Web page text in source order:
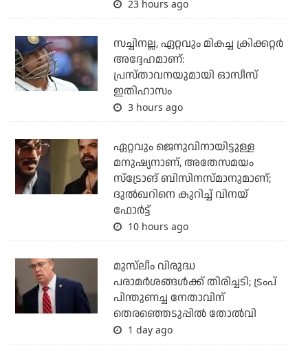
23 hours ago
സച്ചിനല്ല, ഏറ്റവും മികച്ച ക്രിക്കറ്റര്‍
അദ്ദേഹമാണ്:
പ്രസ്താവനയുമായി ഓസീസ്
ഇതിഹാസം
3 hours ago
ഏറ്റവും ജെനുവിനായിട്ടുള്ള
മനുഷ്യനാണ്, അതേസമയം
സ്‌ട്രോങ് ബിസിനസ്മാനുമാണ്;
ദുല്‍ഖറിനെ കുറിച്ച് വിനയ്
ഫോര്‍ട്ട്
10 hours ago
മുസ്‌ലീം വിരുദ്ധ
പരാമര്‍ശങ്ങള്‍ക്ക് തിരിച്ചടി; ട്രംപ്
പിന്തുണച്ച നേതാവിന്
തെരഞ്ഞെടുപ്പില്‍ തോല്‍വി
1 day ago